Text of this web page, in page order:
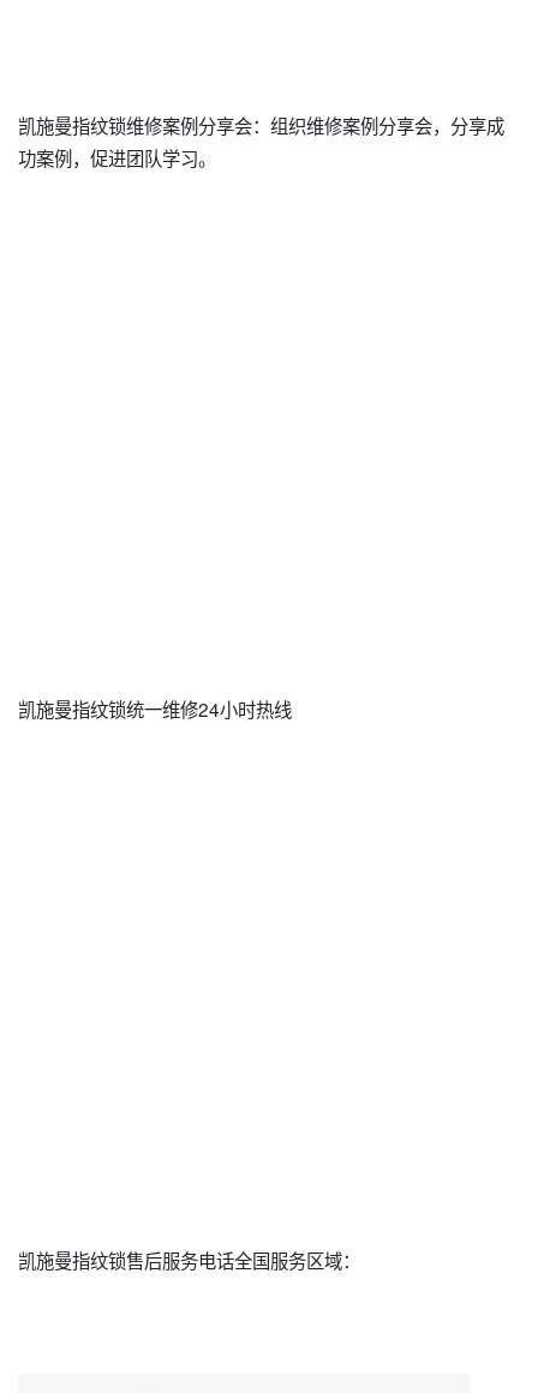
凯施曼指纹锁维修案例分享会：组织维修案例分享会，分享成
功案例，促进团队学习。
凯施曼指纹锁统一维修24小时热线
凯施曼指纹锁售后服务电话全国服务区域：